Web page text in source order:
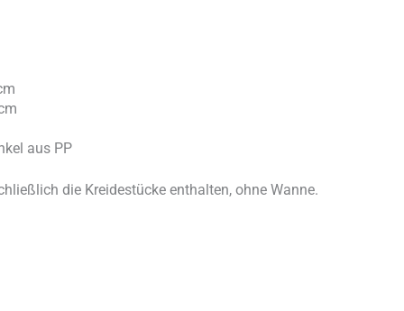
aus PP
die Kreidestücke enthalten, ohne Wanne.